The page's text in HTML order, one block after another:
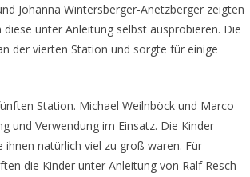
Johanna Wintersberger-Anetzberger zeigten
unter Anleitung selbst ausprobieren. Die
der vierten Station und sorgte für einige
Station. Michael Weilnböck und Marco
und Verwendung im Einsatz. Die Kinder
natürlich viel zu groß waren. Für
die Kinder unter Anleitung von Ralf Resch